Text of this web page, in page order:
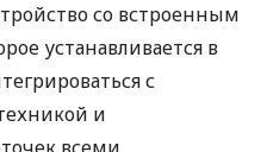
со встроенным
устанавливается в
с
и